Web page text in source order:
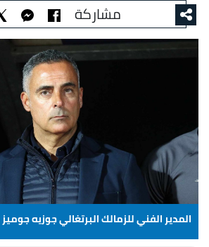
مشاركة
المدير الفني للزمالك البرتغالي جوزيه جوميز